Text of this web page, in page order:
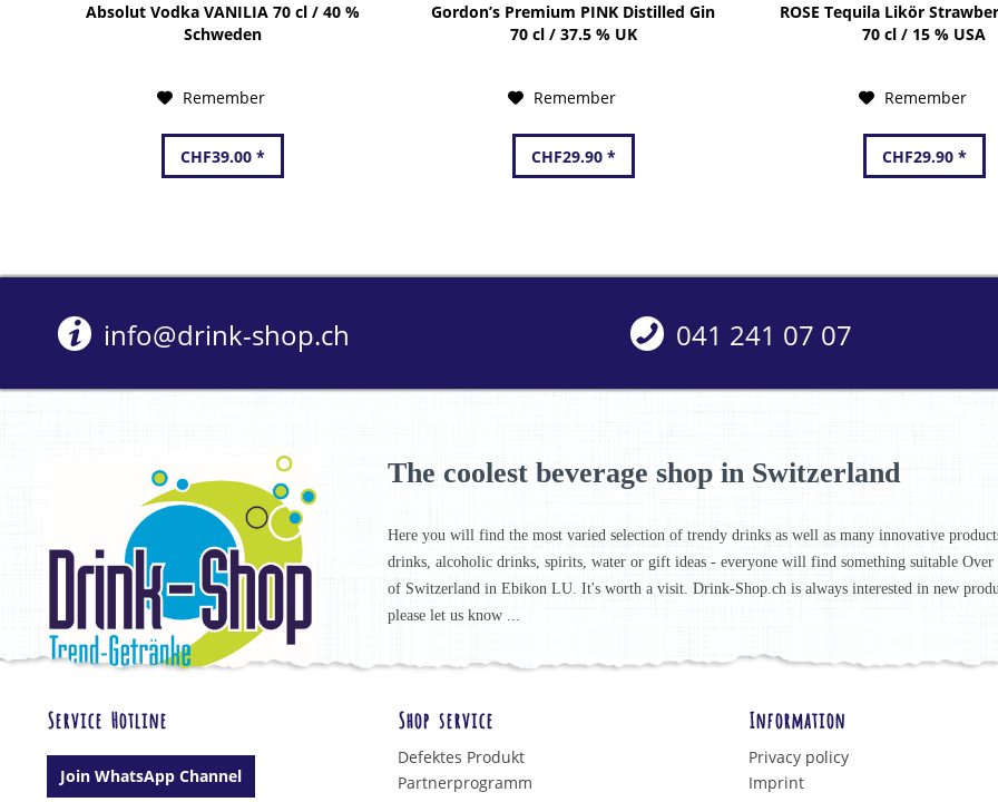
Absolut Vodka VANILIA 70 cl / 40 %
Schweden
Remember
CHF39.00 *
Gordon’s Premium PINK Distilled Gin
70 cl / 37.5 % UK
Remember
CHF29.90 *
ROSE Tequila Likör
70 cl / 15 % USA
Remember
CHF29.90 *
info@drink-shop.ch 041 241 07 07
The coolest beverage shop in Switzerland
Here you will find the most varied selection of trendy drinks as well as many innovative
drinks, alcoholic drinks, spirits, water or gift ideas - everyone will find something suitable
of Switzerland in Ebikon LU. It's worth a visit. Drink-Shop.ch is always interested in new
please let us know ...
Service Hotline
Join WhatsApp Channel
Shop service
Defektes Produkt
Partnerprogramm
Information
Privacy policy
Imprint